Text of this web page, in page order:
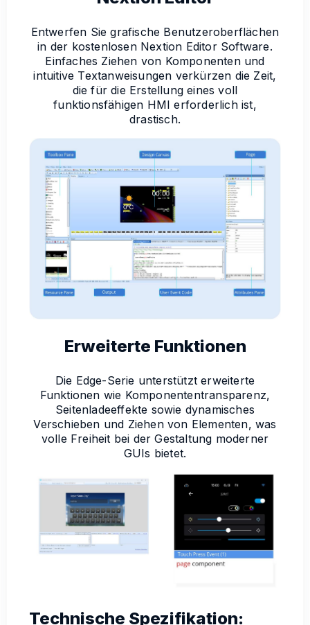
Entwerfen Sie grafische Benutzeroberflächen
in der kostenlosen Nextion Editor Software.
Einfaches Ziehen von Komponenten und
intuitive Textanweisungen verkürzen die Zeit,
die für die Erstellung eines voll
funktionsfähigen HMI erforderlich ist,
drastisch.
Erweiterte Funktionen
Die Edge-Serie unterstützt erweiterte
Funktionen wie Komponententransparenz,
Seitenladeeffekte sowie dynamisches
Verschieben und Ziehen von Elementen, was
volle Freiheit bei der Gestaltung moderner
GUIs bietet.
Technische Spezifikation: